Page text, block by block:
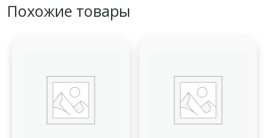
Похожие товары